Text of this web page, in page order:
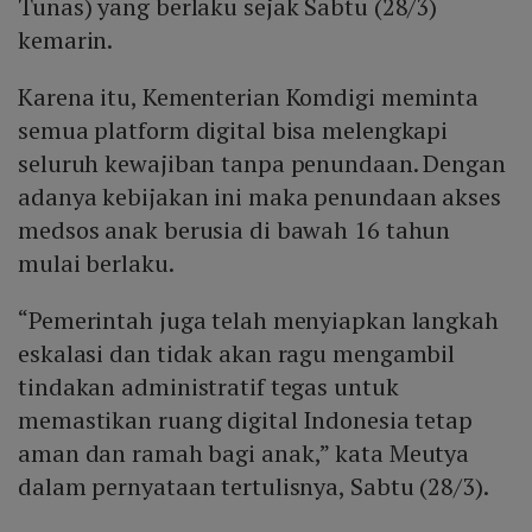
Tunas) yang berlaku sejak Sabtu (28/3)
kemarin.
Karena itu, Kementerian Komdigi meminta
semua platform digital bisa melengkapi
seluruh kewajiban tanpa penundaan. Dengan
adanya kebijakan ini maka penundaan akses
medsos anak berusia di bawah 16 tahun
mulai berlaku.
“Pemerintah juga telah menyiapkan langkah
eskalasi dan tidak akan ragu mengambil
tindakan administratif tegas untuk
memastikan ruang digital Indonesia tetap
aman dan ramah bagi anak,” kata Meutya
dalam pernyataan tertulisnya, Sabtu (28/3).